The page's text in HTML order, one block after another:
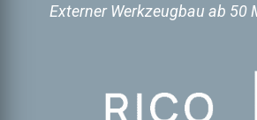
Externer Werkzeugbau ab 50